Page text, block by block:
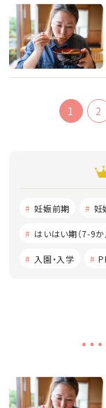
1 2
妊娠前期 妊
はいはい期（7-9か
入園・入学